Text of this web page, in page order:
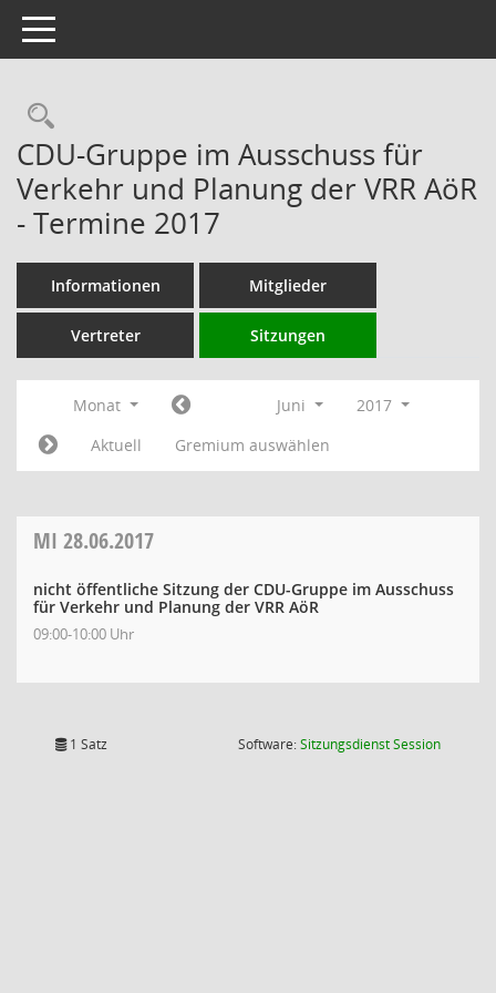
Toggle navigation
Rechercheauswahl
CDU-Gruppe im Ausschuss für
Verkehr und Planung der VRR AöR
- Termine 2017
Informationen Mitglieder
Vertreter Sitzungen
Monat Juni
2017
Aktuell
Gremium auswählen
MI 28.06.2017
nicht öffentliche Sitzung der CDU-Gruppe im Ausschuss
für Verkehr und Planung der VRR AöR
09:00-10:00 Uhr
1 Satz Software:SitzungsdienstSession(Wird in